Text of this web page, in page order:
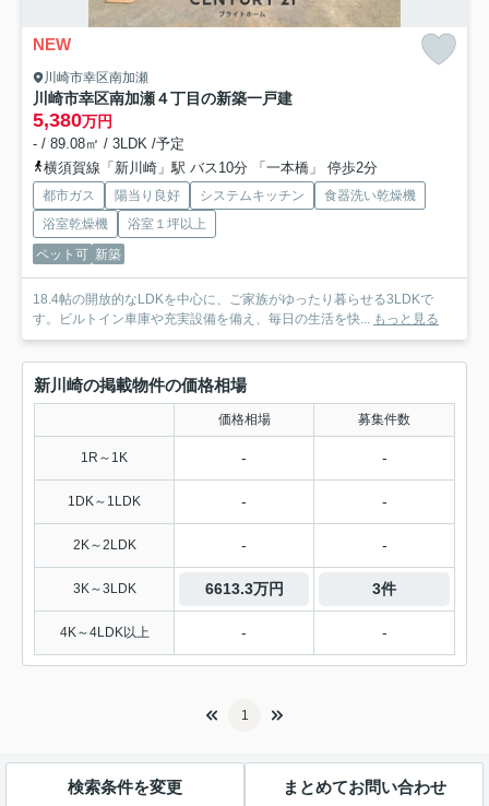
NEW
川崎市幸区南加瀬
川崎市幸区南加瀬４丁目の新築一戸建
5,380万円
- / 89.08㎡ / 3LDK /予定
横須賀線「新川崎」駅 バス10分 「一本橋」 停歩2分
都市ガス 陽当り良好 システムキッチン
食器洗い乾燥機
浴室乾燥機
浴室１坪以上
ペット可 新築
18.4帖の開放的なLDKを中心に、ご家族がゆったり暮らせる3LDKで
す。ビルトイン車庫や充実設備を備え、毎日の生活を快... もっと見る
新川崎の掲載物件の価格相場
価格相場 募集件数
1R～1K - -
1DK～1LDK - -
2K～2LDK - -
3K～3LDK 6613.3万円 3件
4K～4LDK以上 - -
1
検索条件を変更 まとめてお問い合わせ